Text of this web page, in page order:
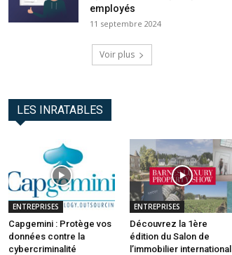
employés
11 septembre 2024
Voir plus
LES INRATABLES
ENTREPRISES
Capgemini : Protège vos
données contre la
cybercriminalité
ENTREPRISES
Découvrez la 1ère
édition du Salon de
l’immobilier international